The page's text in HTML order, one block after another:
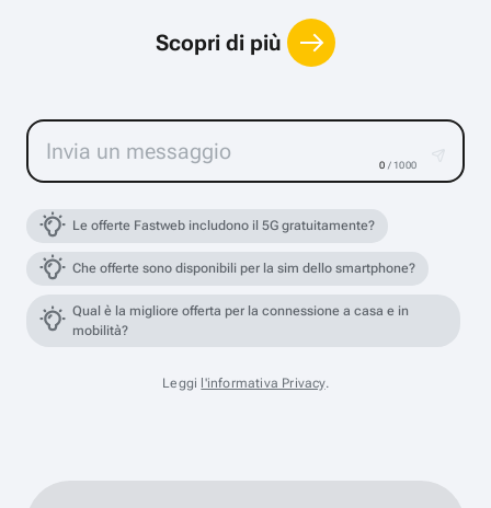
Scopri di più
0 / 1000
Le offerte Fastweb includono il 5G gratuitamente?
Che offerte sono disponibili per la sim dello smartphone?
Qual è la migliore offerta per la connessione a casa e in
mobilità?
Leggi l'informativa Privacy.